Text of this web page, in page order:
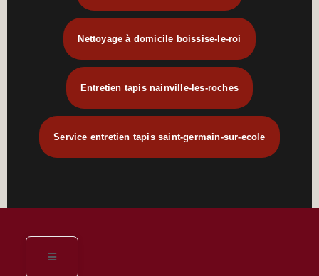
Nettoyage à domicile boissise-le-roi
Entretien tapis nainville-les-roches
Service entretien tapis saint-germain-sur-ecole